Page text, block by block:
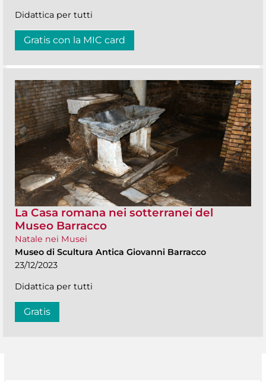
Didattica per tutti
Gratis con la MIC card
La Casa romana nei sotterranei del
Museo Barracco
Natale nei Musei
Museo di Scultura Antica Giovanni Barracco
23/12/2023
Didattica per tutti
Gratis